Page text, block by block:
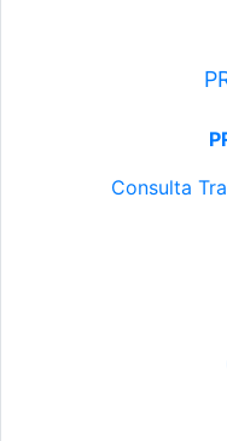
Consulta